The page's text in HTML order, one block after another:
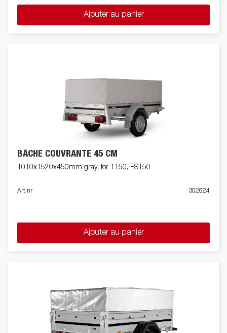
Ajouter au panier
BÂCHE COUVRANTE 45 CM
1010x1520x450mm gray, for 1150, ES150
Art nr 302624
Ajouter au panier